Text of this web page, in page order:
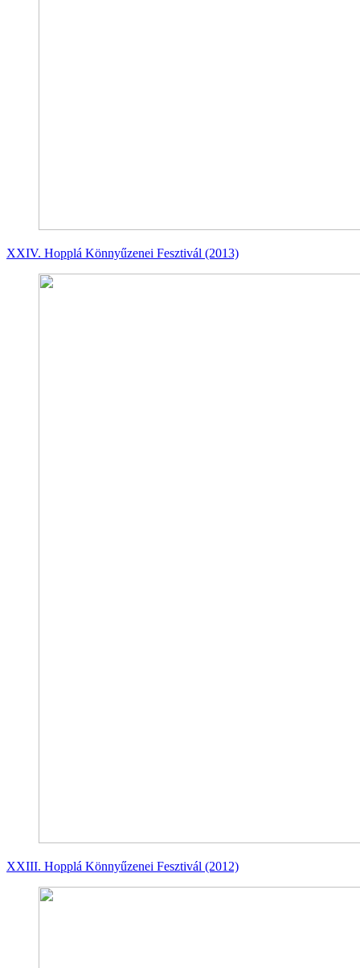
XXIV. Hopplá Könnyűzenei Fesztivál (2013)
XXIII. Hopplá Könnyűzenei Fesztivál (2012)